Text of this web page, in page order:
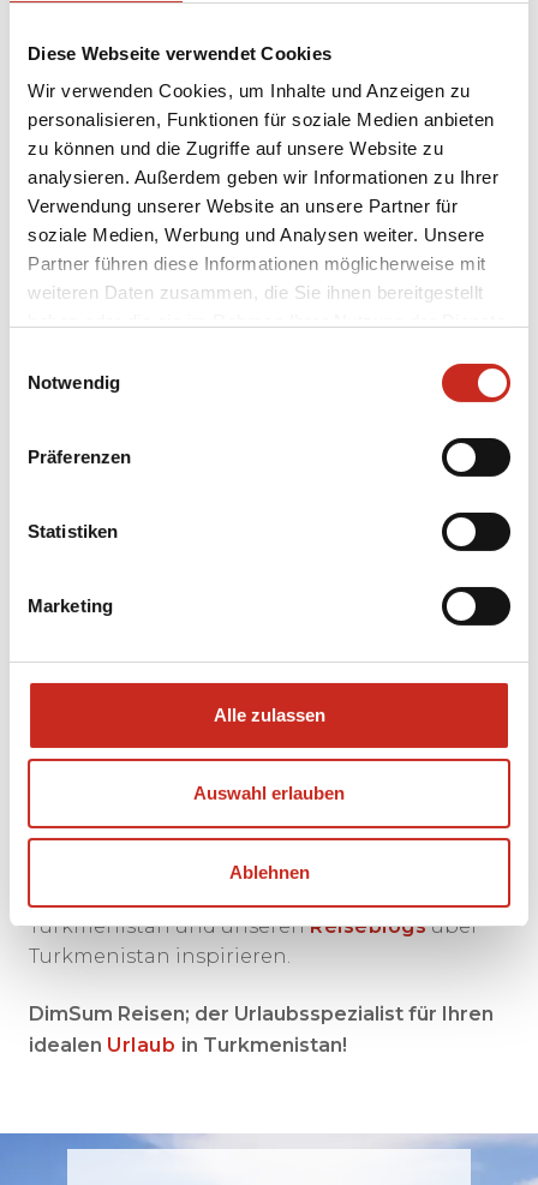
Diese Webseite verwendet Cookies
Wir verwenden Cookies, um Inhalte und Anzeigen zu
personalisieren, Funktionen für soziale Medien anbieten
zu können und die Zugriffe auf unsere Website zu
analysieren. Außerdem geben wir Informationen zu Ihrer
Verwendung unserer Website an unsere Partner für
soziale Medien, Werbung und Analysen weiter. Unsere
Partner führen diese Informationen möglicherweise mit
weiteren Daten zusammen, die Sie ihnen bereitgestellt
Notwendig
Präferenzen
Statistiken
Marketing
Alle zulassen
Auswahl erlauben
Ablehnen
Rundreise durch Turkmenistan
zusammenstellen? DimSum Reisen bietet ein
Reisen nach Turkmenistan
Zentralasien
. Selbstverständlich kann jede
Reise nach Turkmenistan ganz nach Ihren
nach Turkmenistan. Dort finden Sie unser
RundreisenundBausteinen
Turkmenistan. Stellen Sie zusammen mit
unserem Spezialisten für Reisen nach
Turkmenistan Ihre ideale Rundreise durch
Turkmenistanzusammen.
Turkmenistan und unserenReiseblogsüber
Turkmenistan inspirieren.
DimSum Reisen; der Urlaubsspezialist für Ihren
idealen Urlaub in Turkmenistan!